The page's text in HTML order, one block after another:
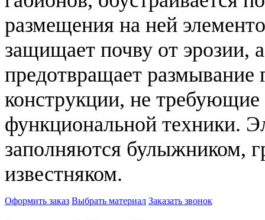
размещения на ней
защищает почву от эрозии,
предотвращает
конструкции, не
функциональной техники.
заполняются булыжником,
известняком.
Оформить заказ Выбрать материал Заказать звонок